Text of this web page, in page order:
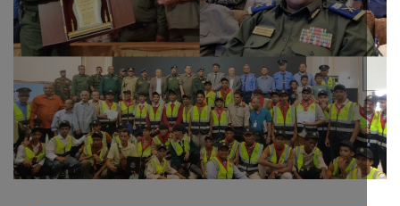
ثقافة وفن
اقتصاد
التقارير والحوارات
مؤسسة حدث اليوم